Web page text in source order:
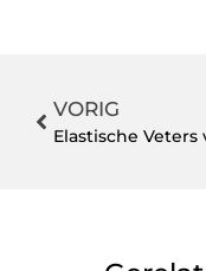
VORIG